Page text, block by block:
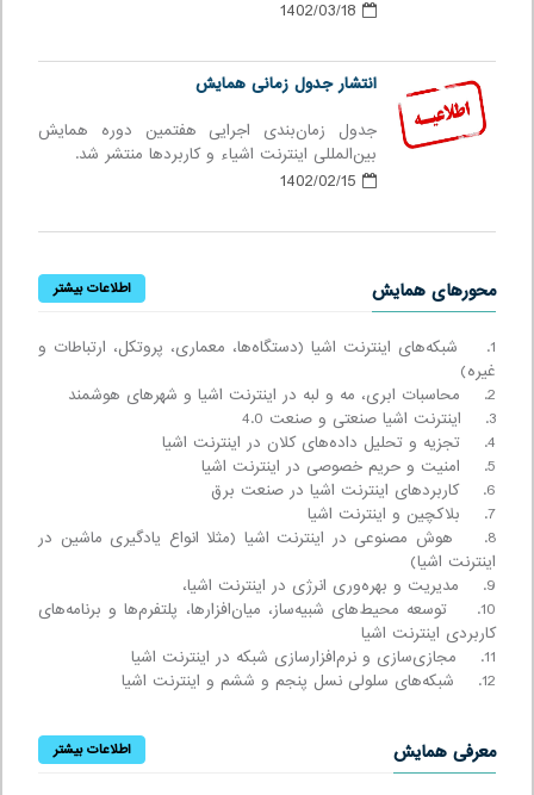
1402/03/18
انتشار جدول زمانی همایش
جدول زمان‌بندی اجرایی هفتمین دوره همایش
بین‌المللی اینترنت اشیاء و کاربردها منتشر شد.
1402/02/15
محورهای همایش اطلاعات بیشتر
1. شبکه‌های اینترنت اشیا (دستگاه‌ها، معماری، پروتکل، ارتباطات و
غیره)
6. کاربردهای اینترنت اشیا در صنعت برق
7. بلاکچین و اینترنت اشیا
8. هوش مصنوعی در اینترنت اشیا (مثلا انواع یادگیری ماشین در
اینترنت اشیا)
9. مدیریت و بهره‌وری انرژی در اینترنت اشیا،
10. توسعه محیط‌های شبیه‌ساز، میان‌افزارها، پلتفرم‌ها و برنامه‌های
کاربردی اینترنت اشیا
11. مجازی‌سازی و نرم‌افزارسازی شبکه در اینترنت اشیا
12. شبکه‌های سلولی نسل پنجم و ششم و اینترنت اشیا
معرفی همایش اطلاعات بیشتر